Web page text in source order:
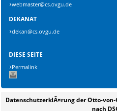
Sicherheitsabfrage:
Lösung:
webmaster@cs.ovgu.de
DEKANAT
dekan@cs.ovgu.de
DIESE SEITE
Permalink
DatenschutzerklÃ¤rung der Otto-
nach